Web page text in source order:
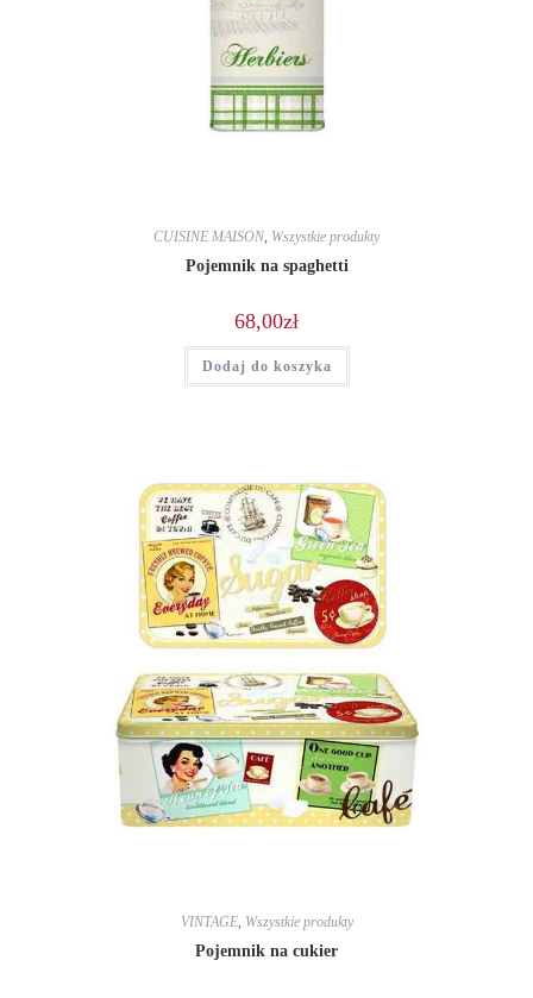
CUISINE MAISON, Wszystkie produkty
Pojemnik na spaghetti
68,00zł
Dodaj do koszyka
VINTAGE, Wszystkie produkty
Pojemnik na cukier